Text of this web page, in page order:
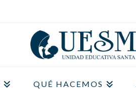
QUÉ HACEMOS